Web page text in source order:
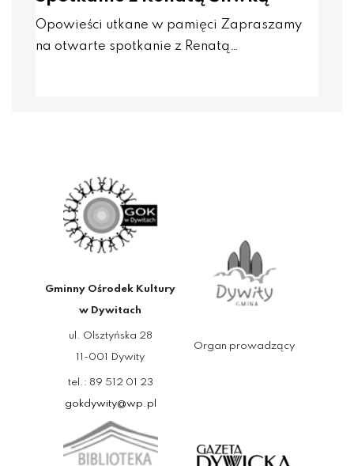
Opowieści utkane w pamięci Zapraszamy
na otwarte spotkanie z Renatą…
Gminny Ośrodek Kultury
w Dywitach
ul. Olsztyńska 28
11-001 Dywity
tel.: 89 512 01 23
gokdywity@wp.pl
Organ prowadzący